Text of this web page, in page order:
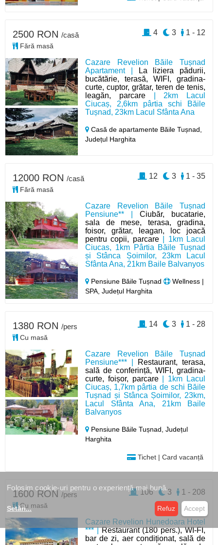
Cazare Revelion Băile Tușnad
Apartament |
La liziera pădurii,
bucătărie, terasă, WIFI, gradina-
curte, cuptor, grătar, teren de tenis,
leagăn, parcare| 2km Lacul
Ciucaș, 2,6km pârtia schi Băile
Tușnad, 23km Lacul Sfânta Ana
Casă de apartamente Băile Tușnad,
Județul Harghita
2500 RON /casă
Fără masă
1 - 12
3
4
Cazare Revelion Băile Tușnad
Pensiune** |Ciubăr, bucatarie,
sala de mese, terasa, gradina,
foisor, grătar, leagan, loc joacă
pentru copii, parcare| 1km Lacul
Ciucas, 1km Pârtia Băile Tușnad
și Stânca Șoimilor, 23km Lacul
Sfânta Ana, 21km Baile Balvanyos
Pensiune Băile Tușnad
Wellness |
SPA, Județul Harghita
12000 RON /casă
Fără masă
1 - 35
3
12
Cazare Revelion Băile Tușnad
Pensiune*** |
Restaurant, terasa,
sală de conferință, WIFI, gradina-
curte, foișor, parcare| 1km Lacul
Ciucaș, 1,7km pârtia de schi Băile
Tușnad și Stânca Șoimilor, 23km,
Lacul Sfânta Ana, 21km Baile
Balvanyos
Pensiune Băile Tușnad,Județul
Harghita
Tichet | Card vacanță
1380 RON /pers
Cu masă
1 - 28
3
14
Cazare Revelion Hunedoara Hotel
*** |Restaurant (180 pers.), WI-FI,
bar de zi, aer condiționat, sală de
1600 RON/pers
Cu masă
1 - 208
3
106
Folosim cookie-uri pentru o experiență mai bună.
Setări... Refuz Accept